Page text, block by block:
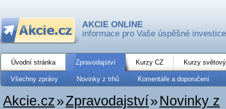
AKCIE ONLINE
informace pro Vaše úspěšné investice
Úvodní stránka Zpravodajství Kurzy CZ Kurzy
Všechny zprávy Novinky z trhů Komentáře a doporučení
Akcie.cz»Zpravodajství» Novinky z